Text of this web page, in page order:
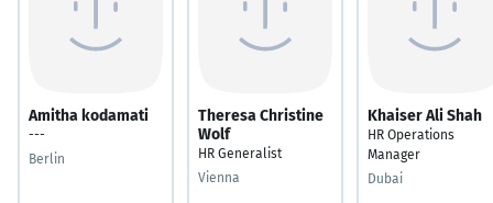
Amitha kodamati
---
Berlin
Theresa Christine
Wolf
HR Generalist
Vienna
Khaiser Ali Shah
HR Operations
Manager
Dubai